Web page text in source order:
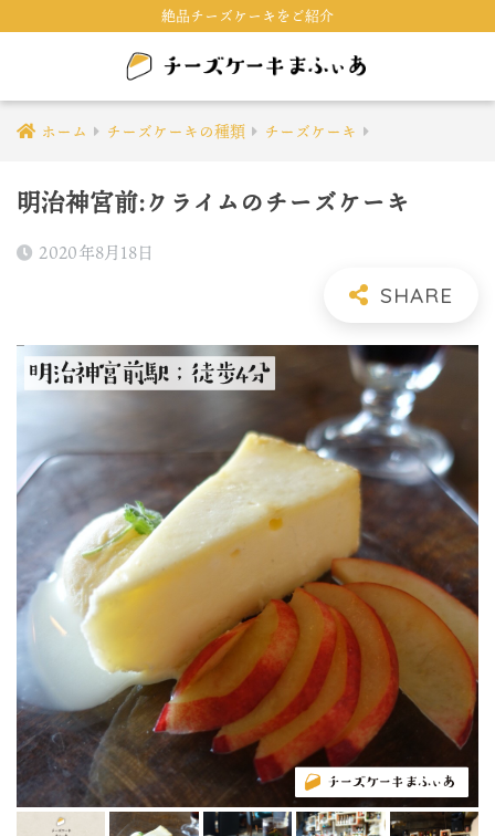
絶品チーズケーキをご紹介
ホーム チーズケーキの種類 チーズケーキ
明治神宮前:クライムのチーズケーキ
2020年8月18日